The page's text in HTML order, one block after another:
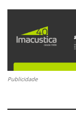
Publicidade